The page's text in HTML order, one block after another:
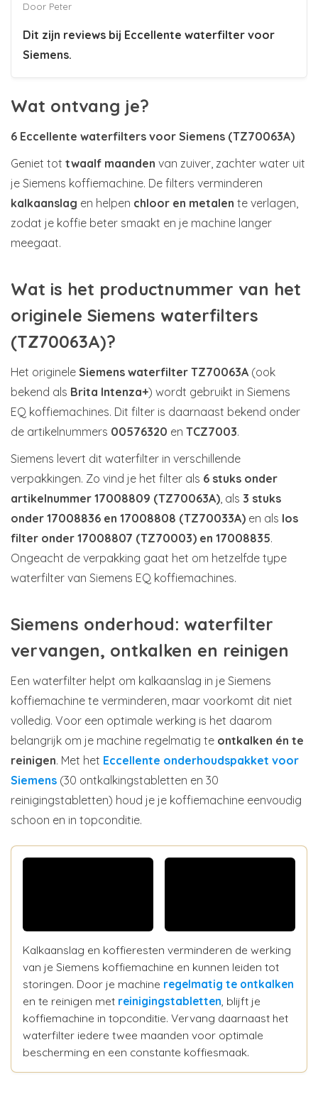
Door Peter
Dit zijn reviews bij Eccellente waterfilter voor
Siemens.
Wat ontvang je?
6 Eccellente waterfilters voor Siemens (TZ70063A)
Geniet tot twaalf maanden van zuiver, zachter water uit
je Siemens koffiemachine. De filters verminderen
kalkaanslag en helpen chloor en metalen te verlagen,
zodat je koffie beter smaakt en je machine langer
meegaat.
Wat is het productnummer van het
originele Siemens waterfilters
(TZ70063A)?
Het originele Siemens waterfilter TZ70063A (ook
bekend als Brita Intenza+) wordt gebruikt in Siemens
EQ koffiemachines. Dit filter is daarnaast bekend onder
de artikelnummers 00576320 en TCZ7003.
Siemens levert dit waterfilter in verschillende
verpakkingen. Zo vind je het filter als 6 stuks onder
artikelnummer 17008809 (TZ70063A) , als 3 stuks
onder 17008836 en 17008808 (TZ70033A) en als los
filter onder 17008807 (TZ70003) en 17008835.
Ongeacht de verpakking gaat het om hetzelfde type
waterfilter van Siemens EQ koffiemachines.
Siemens onderhoud: waterfilter
vervangen, ontkalken en reinigen
Een waterfilter helpt om kalkaanslag in je Siemens
koffiemachine te verminderen, maar voorkomt dit niet
volledig. Voor een optimale werking is het daarom
belangrijk om je machine regelmatig te ontkalken én te
reinigen. Met het Eccellente onderhoudspakket voor
Siemens (30 ontkalkingstabletten en 30
reinigingstabletten) houd je je koffiemachine eenvoudig
schoon en in topconditie.
Kalkaanslag en koffieresten verminderen de werking
van je Siemens koffiemachine en kunnen leiden tot
storingen. Door je machine regelmatig te ontkalken
en te reinigen met reinigingstabletten, blijft je
koffiemachine in topconditie. Vervang daarnaast het
waterfilter iedere twee maanden voor optimale
bescherming en een constante koffiesmaak.